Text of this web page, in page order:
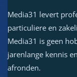
Media31 levert
particuliere en
Media31 is geen
jarenlange kennis
afronden.